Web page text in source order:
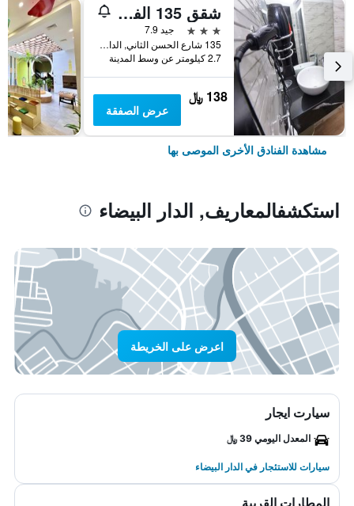
شقق 135 الفندقية
3 نجوم
جيد 7.9
135 شارع الحسن الثاني, الدار البيضاء, المغرب
2.7 كيلومتر عن وسط المدينة
138 ﷼
عرض الصفقة
مشاهدة الفنادق الأخرى الموصى بها
استكشفالمعاريف, الدار البيضاء
اعرض على الخريطة
سيارت ايجار
المعدل اليومي 39 ﷼
سيارات للاستئجار في الدار البيضاء